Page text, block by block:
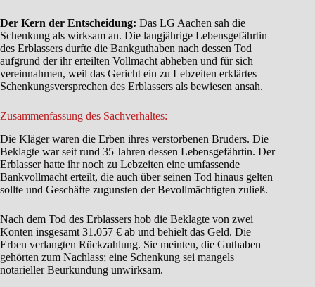
Der Kern der Entscheidung: Das LG Aachen sah die
Schenkung als wirksam an. Die langjährige Lebensgefährtin
des Erblassers durfte die Bankguthaben nach dessen Tod
aufgrund der ihr erteilten Vollmacht abheben und für sich
vereinnahmen, weil das Gericht ein zu Lebzeiten erklärtes
Schenkungsversprechen des Erblassers als bewiesen ansah.
Zusammenfassung des Sachverhaltes:
Die Kläger waren die Erben ihres verstorbenen Bruders. Die
Beklagte war seit rund 35 Jahren dessen Lebensgefährtin. Der
Erblasser hatte ihr noch zu Lebzeiten eine umfassende
Bankvollmacht erteilt, die auch über seinen Tod hinaus gelten
sollte und Geschäfte zugunsten der Bevollmächtigten zuließ.
Nach dem Tod des Erblassers hob die Beklagte von zwei
Konten insgesamt 31.057 € ab und behielt das Geld. Die
Erben verlangten Rückzahlung. Sie meinten, die Guthaben
gehörten zum Nachlass; eine Schenkung sei mangels
notarieller Beurkundung unwirksam.